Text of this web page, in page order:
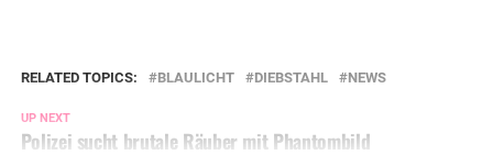
RELATED TOPICS: BLAULICHT DIEBSTAHL NEWS
UP NEXT
Polizei sucht brutale Räuber mit Phantombild